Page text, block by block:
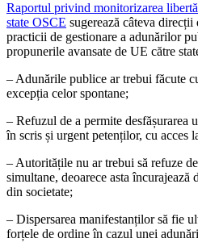
Raportul privind monitorizarea
state OSCE sugerează câteva
practicii de gestionare a adunărilor
propunerile avansate de UE către
– Adunările publice ar trebui făcute
excepția celor spontane;
– Refuzul de a permite desfășurarea
în scris și urgent petenților, cu acces
– Autoritățile nu ar trebui să refuze
simultane, deoarece asta
din societate;
– Dispersarea manifestanților să fie
forțele de ordine în cazul unei